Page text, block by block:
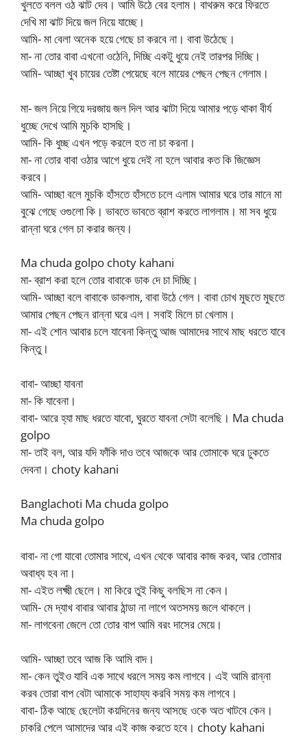
খুলতে বলল ওঠ ঝাট দেব। আমি উঠে বের হলাম। বাথরুম করে ফিরতে
দেখি মা ঝাট দিয়ে জল নিয়ে যাচ্ছে।
আমি- মা বেলা অনেক হয়ে গেছে চা করবে না। বাবা উঠেছে।
মা- না তোর বাবা এখনো ওঠেনি, দিচ্ছি একটু ধুয়ে নেই তারপর দিচ্ছি।
আমি- আচ্ছা খুব চায়ের তেষ্টা পেয়েছে বলে মায়ের পেছন পেছন গেলাম।
মা- জল নিয়ে গিয়ে দরজায় জল দিল আর ঝাটা দিয়ে আমার পড়ে থাকা বীর্য
ধুচ্ছে দেখে আমি মুচকি হাসছি।
আমি- কি ধুচ্ছ এখন পড়ে করলে হত না চা করনা।
মা- না তোর বাবা ওঠার আগে ধুয়ে দেই না হলে আবার কত কি জিজ্ঞেস
করবে।
আমি- আচ্ছা বলে মুচকি হাঁসতে হাঁসতে চলে এলাম আমার ঘরে তার মানে মা
বুঝে গেছে ওগুলো কি। ভাবতে ভাবতে ব্রাশ করতে লাগলাম। মা সব ধুয়ে
রান্না ঘরে গেল চা করার জন্য।
Ma chuda golpo choty kahani
মা- ব্রাশ করা হলে তোর বাবাকে ডাক দে চা দিচ্ছি।
আমি- আচ্ছা বলে বাবাকে ডাকলাম, বাবা উঠে গেল। বাবা চোখ মুছতে মুছতে
আমার পেছন পেছন রান্না ঘরে এল। সবাই মিলে চা খেলাম।
মা- এই শোন আবার চলে যাবেনা কিন্তু আজ আমাদের সাথে মাছ ধরতে যাবে
কিন্তু।
বাবা- আচ্ছা যাবনা
মা- কি যাবেনা।
বাবা- আরে হ্যা মাছ ধরতে যাবো, ঘুরতে যাবনা সেটা বলেছি। Ma chuda
golpo
মা- তাই বল, আর যদি ফাঁকি দাও তবে আজকে আর তোমাকে ঘরে ঢুকতে
দেবনা। choty kahani
Banglachoti Ma chuda golpo
Ma chuda golpo
বাবা- না গো যাবো তোমার সাথে, এখন থেকে আবার কাজ করব, আর তোমার
অবাধ্য হব না।
মা- এইত লক্ষ্মী ছেলে। মা কিরে তুই কিছু বলছিস না কেন।
আমি- মে দ্যাখ বাবার আবার ঠান্ডা না লাগে অতসময় জলে থাকলে।
মা- লাগবেনা জেলে তো তোর বাপ আমি বরং দাসের মেয়ে।
আমি- আচ্ছা তবে আজ কি আমি বাদ।
মা- কেন তুইও যাবি এক সাথে ধরলে সময় কম লাগবে। এই আমি রান্না
করব তোরা বাপ বেটা আমাকে সাহায্য করবি সময় কম লাগবে।
বাবা- ঠিক আছে ছেলেটা কয়দিনের জন্য আসছে ওকে অত খাটবে কেন।
চাকরি পেলে আমাদের আর এই কাজ করতে হবে। choty kahani